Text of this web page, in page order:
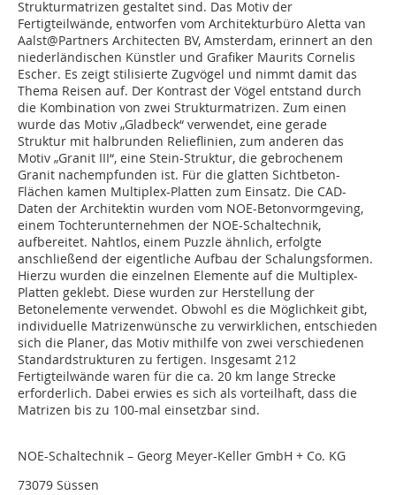
Strukturmatrizen gestaltet sind. Das Motiv der
Fertigteilwände, entworfen vom Architekturbüro Aletta van
Aalst@Partners Architecten BV, Amsterdam, erinnert an den
niederländischen Künstler und Grafiker Maurits Cornelis
Escher. Es zeigt stilisierte Zugvögel und nimmt damit das
Thema Reisen auf. Der Kontrast der Vögel entstand durch
die Kombination von zwei Strukturmatrizen. Zum einen
wurde das Motiv „Gladbeck“ verwendet, eine gerade
Struktur mit halbrunden Relieflinien, zum anderen das
Motiv „Granit III“, eine Stein-Struktur, die gebrochenem
Granit nachempfunden ist. Für die glatten Sichtbeton-
Flächen kamen Multiplex-Platten zum Einsatz. Die CAD-
Daten der Architektin wurden vom NOE-Betonvormgeving,
einem Tochterunternehmen der NOE-Schaltechnik,
aufbereitet. Nahtlos, einem Puzzle ähnlich, erfolgte
anschließend der eigentliche Aufbau der Schalungsformen.
Hierzu wurden die einzelnen Elemente auf die Multiplex-
Platten geklebt. Diese wurden zur Herstellung der
Betonelemente verwendet. Obwohl es die Möglichkeit gibt,
individuelle Matrizenwünsche zu verwirklichen, entschieden
sich die Planer, das Motiv mithilfe von zwei verschiedenen
Standardstrukturen zu fertigen. Insgesamt 212
Fertigteilwände waren für die ca. 20 km lange Strecke
erforderlich. Dabei erwies es sich als vorteilhaft, dass die
Matrizen bis zu 100-mal einsetzbar sind.
NOE-Schaltechnik – Georg Meyer-Keller GmbH + Co. KG
73079 Süssen